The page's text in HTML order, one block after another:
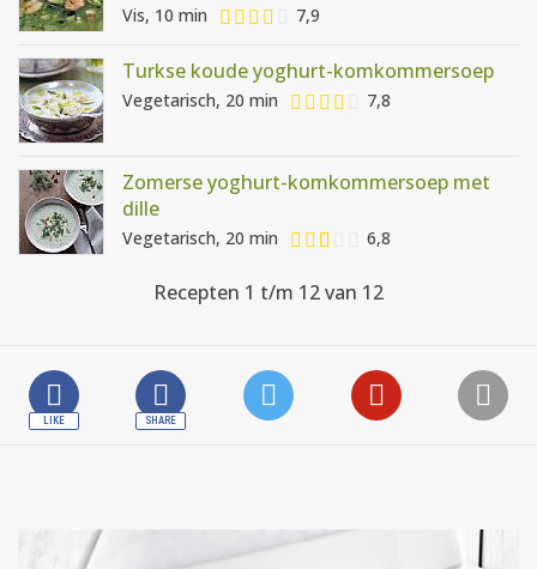
Vis, 10 min 7,9
Turkse koude yoghurt-komkommersoep
Vegetarisch, 20 min 7,8
Zomerse yoghurt-komkommersoep met
dille
Vegetarisch, 20 min 6,8
Recepten 1 t/m 12 van 12